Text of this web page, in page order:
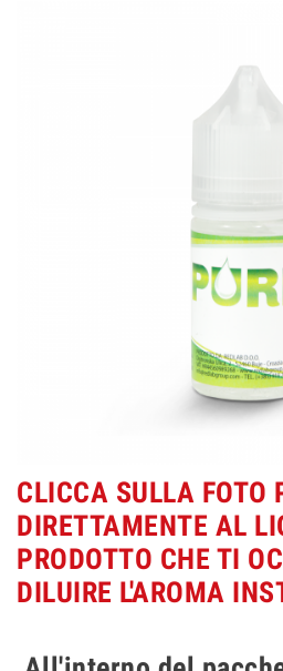
CLICCA SULLA FOTO
DIRETTAMENTE AL
PRODOTTO CHE TI
DILUIRE L'AROMA